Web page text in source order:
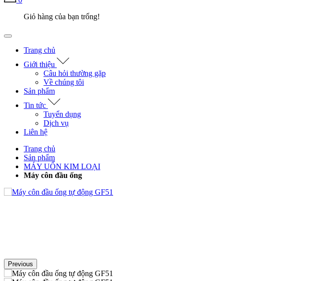
Giỏ hàng của bạn trống!
Trang chủ
Giới thiệu
Câu hỏi thường gặp
Về chúng tôi
Sản phẩm
Tin tức
Tuyển dụng
Dịch vụ
Liên hệ
Trang chủ
Sản phẩm
MÁY UỐN KIM LOẠI
Máy côn đầu ống
Previous